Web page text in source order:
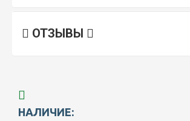
ОТЗЫВЫ
НАЛИЧИЕ: